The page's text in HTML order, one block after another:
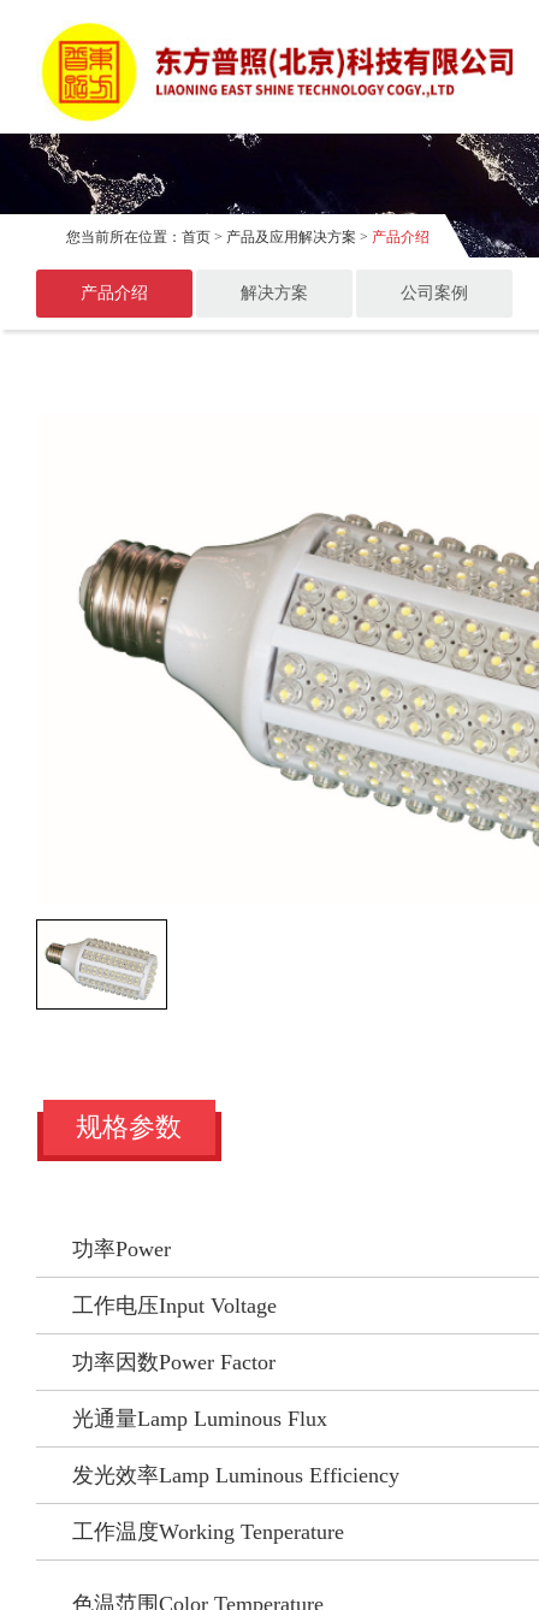
您当前所在位置： 首页 > 产品及应用解决方案 > 产品介绍
产品介绍 解决方案 公司案例
规格参数
功率Power
工作电压Input Voltage
功率因数Power Factor
光通量Lamp Luminous Flux
发光效率Lamp Luminous Efficiency
工作温度Working Tenperature
色温范围Color Temperature